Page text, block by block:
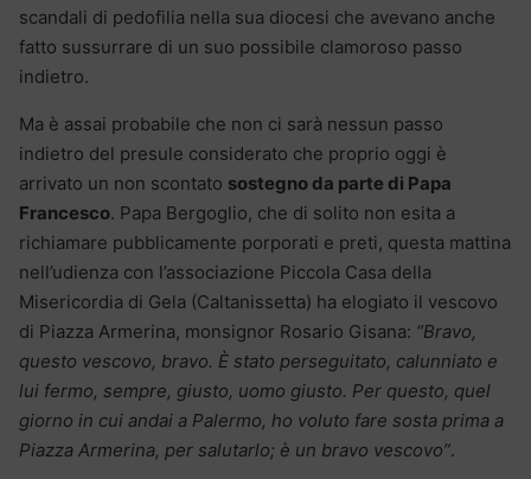
scandali di pedofilia nella sua diocesi che avevano anche
fatto sussurrare di un suo possibile clamoroso passo
indietro.
Ma è assai probabile che non ci sarà nessun passo
indietro del presule considerato che proprio oggi è
arrivato un non scontato sostegno da parte di Papa
Francesco. Papa Bergoglio, che di solito non esita a
richiamare pubblicamente porporati e preti, questa mattina
nell’udienza con l’associazione Piccola Casa della
Misericordia di Gela (Caltanissetta) ha elogiato il vescovo
di Piazza Armerina, monsignor Rosario Gisana: “Bravo,
questo vescovo, bravo. È stato perseguitato, calunniato e
lui fermo, sempre, giusto, uomo giusto. Per questo, quel
giorno in cui andai a Palermo, ho voluto fare sosta prima a
Piazza Armerina, per salutarlo; è un bravo vescovo”.